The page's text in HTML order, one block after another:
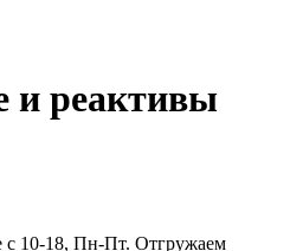
и реактивы
с 10-18, Пн-Пт. Отгружаем